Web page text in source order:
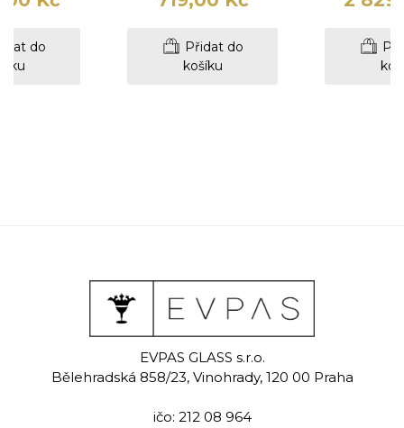
do
Přidat do
košíku
červené
Lush
Ručně malovaná
sklenice na víno 520 ml
sklenice
EVPAS GLASS s.r.o.
Bělehradská 858/23, Vinohrady, 120 00 Praha
ičo: 212 08 964